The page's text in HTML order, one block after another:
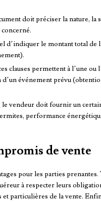
doit préciser la nature, la
d’indiquer le montant total de
clauses permettent à l’une
événement prévu
le vendeur doit fournir un
performance
de vente
pour les parties
à respecter leurs
particulières de la vente.